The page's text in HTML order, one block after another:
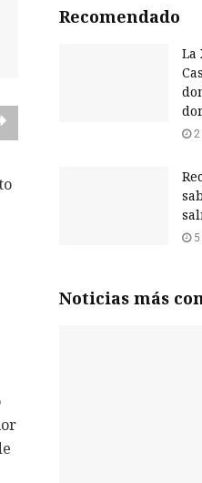
Recomendado
La
2
5
Noticias más